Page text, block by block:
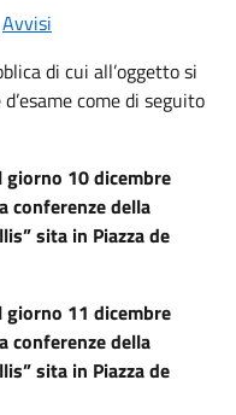
Avvisi
di cui all’oggetto si
come di seguito
10 dicembre
conferenze della
sita in Piazza de
11 dicembre
conferenze della
sita in Piazza de